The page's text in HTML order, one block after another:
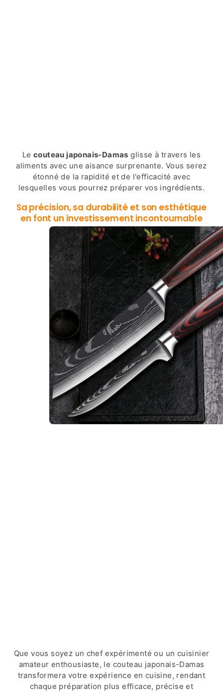
Le couteau japonais-Damas glisse à travers les
aliments avec une aisance surprenante. Vous serez
étonné de la rapidité et de l'efficacité avec
lesquelles vous pourrez préparer vos ingrédients.
Sa précision, sa durabilité et son esthétique
en font un investissement incontournable
Que vous soyez un chef expérimenté ou un cuisinier
amateur enthousiaste, le couteau japonais-Damas
transformera votre expérience en cuisine, rendant
chaque préparation plus efficace, précise et